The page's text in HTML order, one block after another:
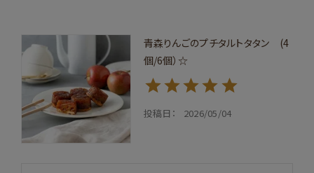
青森りんごのプチタルトタタン (4
個/6個）☆
投稿日 2026/05/04